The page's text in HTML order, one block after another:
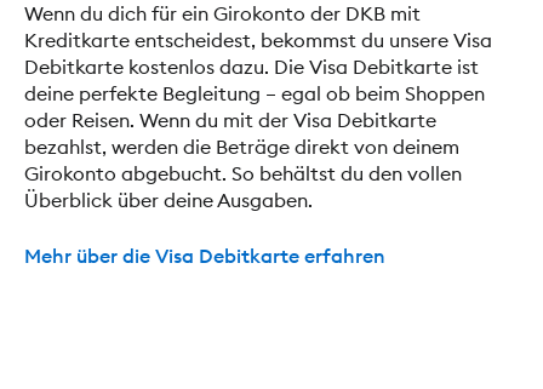
Wenn du dich für ein Girokonto der DKB mit
Kreditkarte entscheidest, bekommst du unsere Visa
Debitkarte kostenlos dazu. Die Visa Debitkarte ist
deine perfekte Begleitung – egal ob beim Shoppen
oder Reisen. Wenn du mit der Visa Debitkarte
bezahlst, werden die Beträge direkt von deinem
Girokonto abgebucht. So behältst du den vollen
Überblick über deine Ausgaben.
Mehr über die Visa Debitkarte erfahren